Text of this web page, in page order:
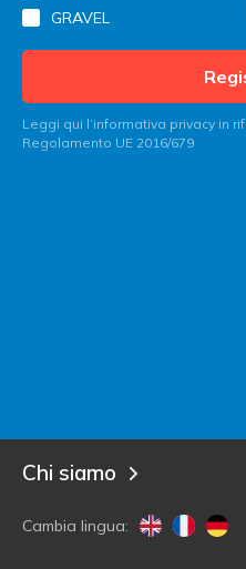
GRAVEL
Leggi qui l’informativa privacy in
Regolamento UE 2016/679
Chi siamo
Cambia lingua: